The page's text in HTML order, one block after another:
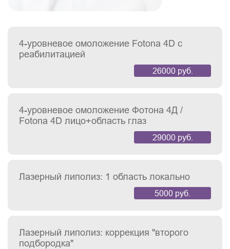
4-уровневое омоложение Fotona 4D с
реабилитацией
26000 руб.
4-уровневое омоложение Фотона 4Д /
Fotona 4D лицо+область глаз
29000 руб.
Лазерный липолиз: 1 область локально
5000 руб.
Лазерный липолиз: коррекция "второго
подбородка"